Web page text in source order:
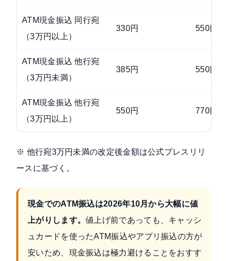
ATM現金振込 同行宛
（3万円以上）
330円 550円
ATM現金振込 他行宛
（3万円未満）
385円 550円
ATM現金振込 他行宛
（3万円以上）
550円 770円
※ 他行宛3万円未満の改定後金額は公式プレスリリ
ースに基づく。
現金でのATM振込は2026年10月から大幅に値
上がりします。値上げ前であっても、キャッシ
ュカードを使ったATM振込やアプリ振込の方が
安いため、現金振込は極力避けることをおすす